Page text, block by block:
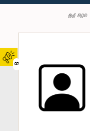
02
මුල් පිටුව